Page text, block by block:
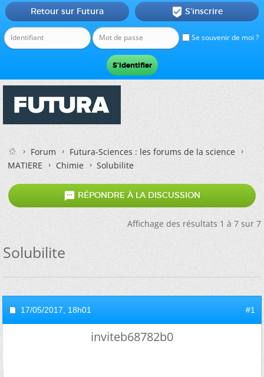
Se souvenir de moi ?
Retour sur Futura  S'inscrire
Forum
Futura-Sciences : les forums de la science
MATIERE
Chimie Solubilite
 RÉPONDRE À LA DISCUSSION
Affichage des résultats 1 à 7 sur 7
Solubilite
17/05/2017, 18h01 #1
inviteb68782b0